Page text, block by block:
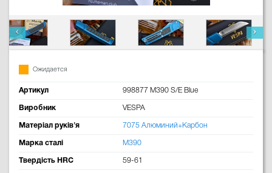
Ожидается
Артикул 998877 M390 S/E Blue
Виробник VESPA
Матеріал руків'я 7075 Алюминий+Карбон
Марка сталі M390
Твердість HRC 59-61